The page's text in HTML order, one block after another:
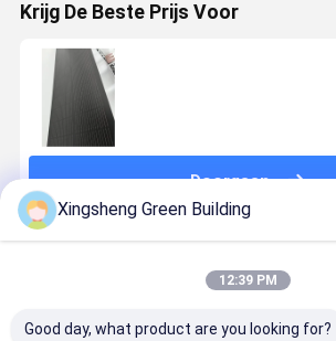
Krijg De Beste Prijs Voor
Doorgaan
Xingsheng Green Building
12:39 PM
Good day, what product are you looking for?